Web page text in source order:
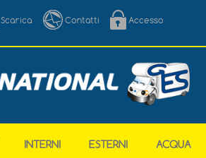
Scarica Contatti Accesso
INTERNI ESTERNI ACQUA